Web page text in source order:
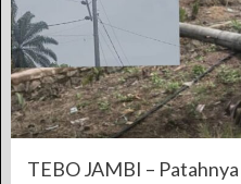
TEBO JAMBI –